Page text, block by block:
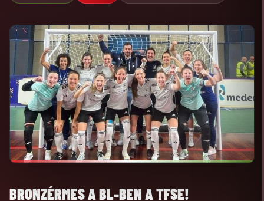
BRONZÉRMES A BL-BEN A TFSE!